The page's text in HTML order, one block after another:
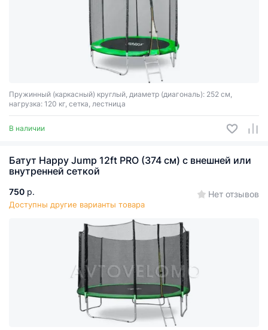
Пружинный (каркасный) круглый, диаметр (диагональ): 252 см,
нагрузка: 120 кг, сетка, лестница
В наличии
Батут Happy Jump 12ft PRO (374 см) с внешней или
внутренней сеткой
750 р.
Доступны другие варианты товара
Нет отзывов